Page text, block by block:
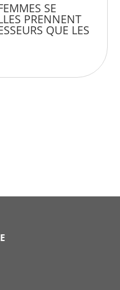
SE
PRENNENT
QUE LES